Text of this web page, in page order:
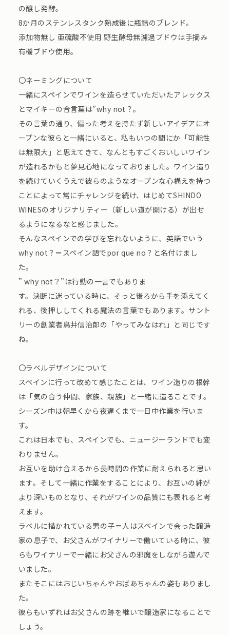
の醸し発酵。
8か月のステンレスタンク熟成後に瓶詰のブレンド。
添加物無し 亜硫酸不使用 野生酵母無濾過ブドウは手摘み
有機ブドウ使用。
〇ネーミングについて
一緒にスペインでワインを造らせていただいたアレックス
とマイキーの合言葉は”why not？。
その言葉の通り、偏った考えを持たず新しいアイデアにオ
ープンな彼らと一緒にいると、私もいつの間にか「可能性
は無限大」と思えてきて、なんともすごくおいしいワイン
が造れるかもと夢見心地になっておりました。ワイン造り
を続けていくうえで彼らのようなオープンな心構えを持つ
ことによって常にチャレンジを続け、はじめてSHINDO
WINESのオリジナリティー（新しい道が開ける）が出せ
るようになるなと感じました。
そんなスペインでの学びを忘れないように、英語でいう
why not？＝スペイン語でpor que no？と名付けまし
た。
” why not？”は行動の一言でもありま
す。決断に迷っている時に、そっと後ろから手を添えてく
れる、後押ししてくれる魔法の言葉でもあります。サント
リーの創業者鳥井信治郎の「やってみなはれ」と同じです
ね。
〇ラベルデザインについて
スペインに行って改めて感じたことは、ワイン造りの根幹
は「気の合う仲間、家族、親族」と一緒に造ることです。
シーズン中は朝早くから夜遅くまで一日中作業を行いま
す。
これは日本でも、スペインでも、ニュージーランドでも変
わりません。
お互いを助け合えるから長時間の作業に耐えられると思い
ます。そして一緒に作業をすることにより、お互いの絆が
より深いものとなり、それがワインの品質にも表れると考
えます。
ラベルに描かれている男の子＝人はスペインで会った醸造
家の息子で、お父さんがワイナリーで働いている時に、彼
らもワイナリーで一緒にお父さんの邪魔をしながら遊んで
いました。
またそこにはおじいちゃんやおばあちゃんの姿もありまし
た。
彼らもいずれはお父さんの跡を継いで醸造家になることで
しょう。